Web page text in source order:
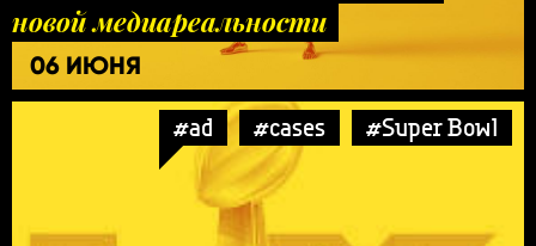
новой медиареальности
06 ИЮНЯ
#ad #cases #Super Bowl